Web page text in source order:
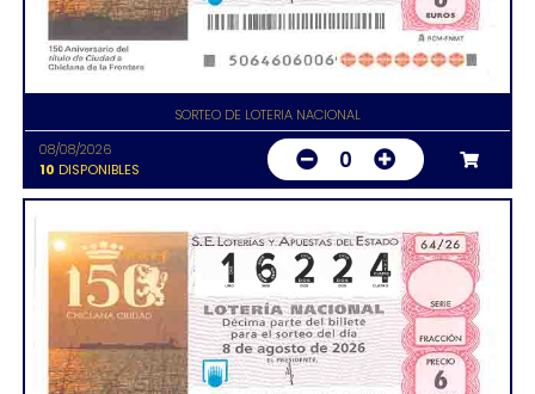
SORTEO DE LOTERIA NACIONAL
08/08/2026
10 DISPONIBLES 0